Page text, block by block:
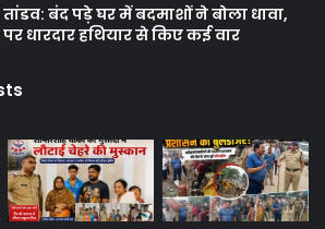
बंद पड़े घर में बदमाशों ने बोला धावा,
धारदार हथियार से किए कई वार